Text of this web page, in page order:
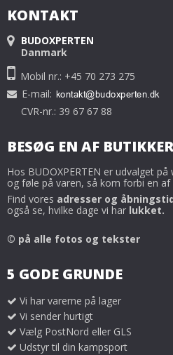
KONTAKT
BUDOXPERTEN
Danmark
Mobil nr.: +45 70 273 275
E-mail:
CVR-nr.: 39 67 67 88
BESØG EN AF
Hos BUDOXPERTEN er udvalget
og føle på varen, så kom forbi en af
Find vores adresser og
også se, hvilke dage vi har lukket.
© på alle fotos og tekster
5 GODE GRUNDE
Vi har varerne på lager
Vi sender hurtigt
Vælg PostNord eller GLS
Udstyr til din kampsport